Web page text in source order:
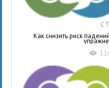
Как снизить риск
X